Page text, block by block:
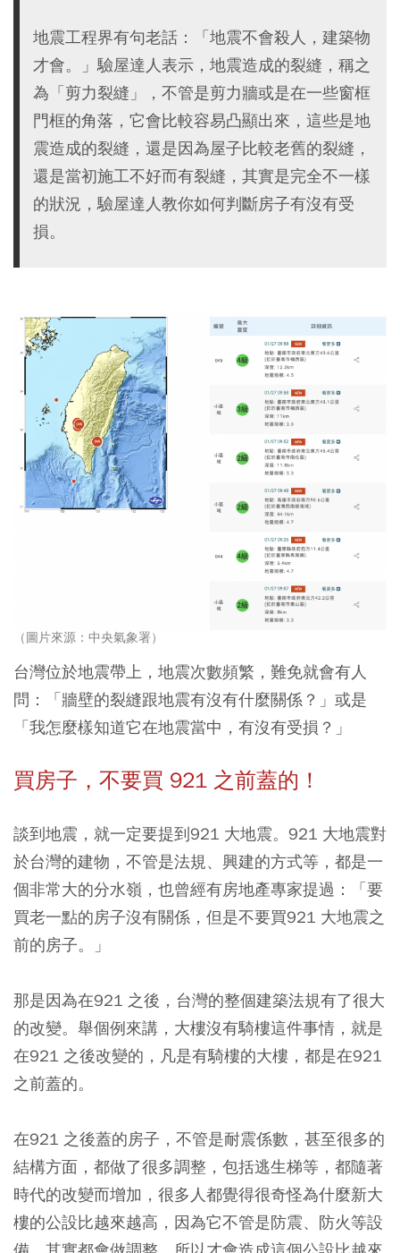
地震工程界有句老話：「地震不會殺人，建築物
才會。」驗屋達人表示，地震造成的裂縫，稱之
為「剪力裂縫」，不管是剪力牆或是在一些窗框
門框的角落，它會比較容易凸顯出來，這些是地
震造成的裂縫，還是因為屋子比較老舊的裂縫，
還是當初施工不好而有裂縫，其實是完全不一樣
的狀況，驗屋達人教你如何判斷房子有沒有受
損。
（圖片來源：中央氣象署）
台灣位於地震帶上，地震次數頻繁，難免就會有人
問：「牆壁的裂縫跟地震有沒有什麼關係？」或是
「我怎麼樣知道它在地震當中，有沒有受損？」
買房子，不要買 921 之前蓋的！
談到地震，就一定要提到921 大地震。921 大地震對
於台灣的建物，不管是法規、興建的方式等，都是一
個非常大的分水嶺，也曾經有房地產專家提過：
「要
買老一點的房子沒有關係，但是不要買921 大地震之
前的房子。」
那是因為在921 之後，台灣的整個建築法規有了很大
的改變。舉個例來講，大樓沒有騎樓這件事情，就是
在921 之後改變的，凡是有騎樓的大樓，都是在921
之前蓋的。
在921 之後蓋的房子，不管是耐震係數，甚至很多的
結構方面，都做了很多調整，包括逃生梯等，都隨著
時代的改變而增加，很多人都覺得很奇怪為什麼新大
樓的公設比越來越高，因為它不管是防震、防火等設